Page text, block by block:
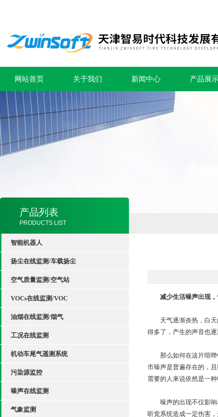
网站首页 关于我们 新闻中心 产品展
产品列表
PRODUCTS LIST
智能机器人
扬尘在线监测/车载扬尘
空气质量监测/空气站
VOCs在线监测/VOC
油烟在线监测/烟气
工况在线监测
机动车尾气遥测系统
污染源监控
噪声在线监测
气象监测
减少生活噪声出现
天气逐渐炎热，白天
得多了，产生的声音也
那么如何在这片喧哗
市噪声是普遍存在的，
需要的人来说依然是一
噪声的出现不仅影响
听觉系统造成一定伤害